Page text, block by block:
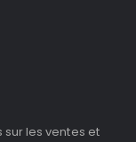
les ventes et